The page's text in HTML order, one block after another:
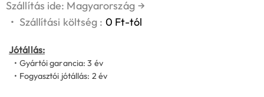
Szállítás ide: Magyarország →
• Szállítási költség : 0 Ft-tól
Jótállás:
• Gyártói garancia: 3 év
• Fogyasztói jótállás: 2 év